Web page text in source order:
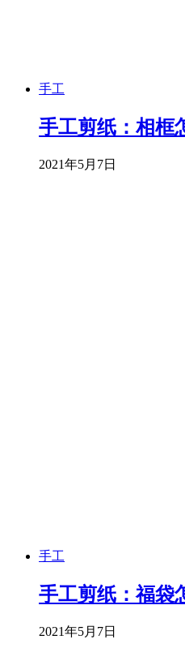
手工
手工剪纸：相框
2021年5月7日
手工
手工剪纸：福袋
2021年5月7日